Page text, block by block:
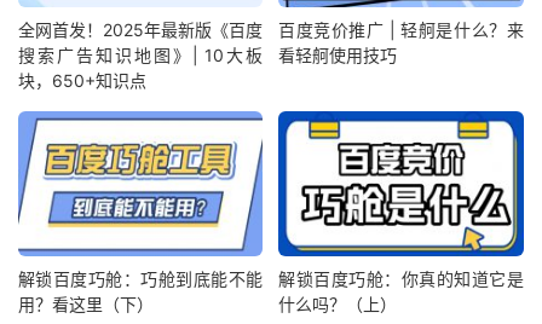
全网首发！2025年最新版《百度
搜索广告知识地图》| 10大板
块，650+知识点
百度竞价推广 | 轻舸是什么？来
看轻舸使用技巧
解锁百度巧舱：巧舱到底能不能
用？看这里（下）
解锁百度巧舱：你真的知道它是
什么吗？（上）